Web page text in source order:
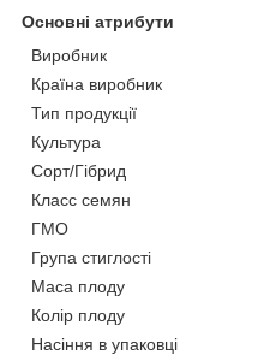
Основні атрибути
Виробник
Країна виробник
Тип продукції
Культура
Сорт/Гібрид
Класс семян
ГМО
Група стиглості
Маса плоду
Колір плоду
Насіння в упаковці